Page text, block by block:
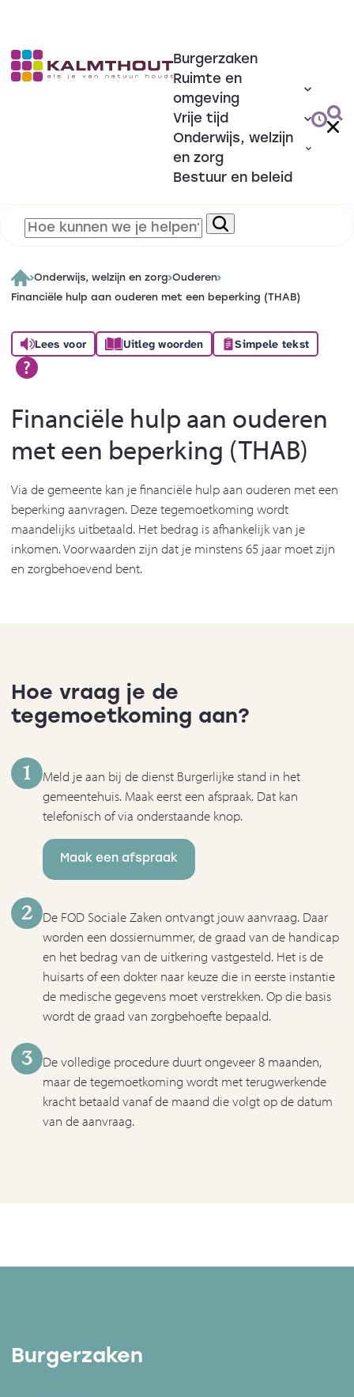
Burgerzaken
Ruimte en
omgeving
Vrije tijd
Onderwijs, welzijn
en zorg
Bestuur en beleid
Onderwijs, welzijn en zorg Ouderen
Financiële hulp aan ouderen met een beperking (THAB)
Lees voor Uitleg woorden Simpele tekst
Financiële hulp aan ouderen
met een beperking (THAB)
Via de gemeente kan je financiële hulp aan ouderen met een
beperking aanvragen. Deze tegemoetkoming wordt
maandelijks uitbetaald. Het bedrag is afhankelijk van je
inkomen. Voorwaarden zijn dat je minstens 65 jaar moet zijn
en zorgbehoevend bent.
Hoe vraag je de
tegemoetkoming aan?
1
Meld je aan bij de dienst Burgerlijke stand in het
gemeentehuis. Maak eerst een afspraak. Dat kan
telefonisch of via onderstaande knop.
Maak een afspraak
2
De FOD Sociale Zaken ontvangt jouw aanvraag. Daar
worden een dossiernummer, de graad van de handicap
en het bedrag van de uitkering vastgesteld. Het is de
huisarts of een dokter naar keuze die in eerste instantie
de medische gegevens moet verstrekken. Op die basis
wordt de graad van zorgbehoefte bepaald.
3
De volledige procedure duurt ongeveer 8 maanden,
maar de tegemoetkoming wordt met terugwerkende
kracht betaald vanaf de maand die volgt op de datum
van de aanvraag.
Burgerzaken